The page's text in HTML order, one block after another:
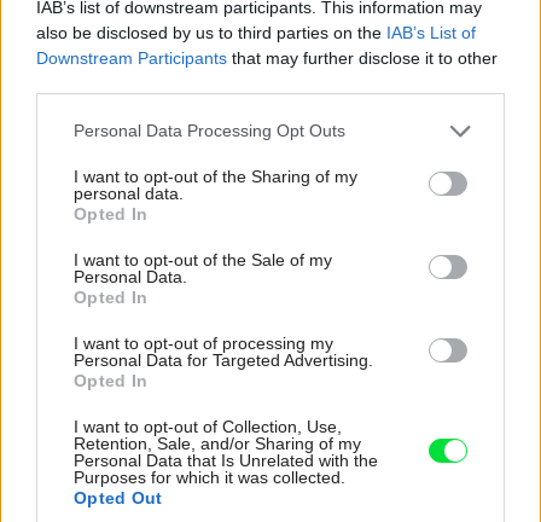
IAB’s list of downstream participants. This information may
also be disclosed by us to third parties on the IAB’s List of
Downstream Participants that may further disclose it to other
Please note that this website/app uses one or more Google
not limited to your visit or usage behaviour. You may click to
grant or deny consent to Google and its third-party tags to
use your data for below specified purposes in below Google
consent section.
Personal Data Processing Opt Outs
I want to opt-out of the Sharing of my
personal data.
Opted In
I want to opt-out of the Sale of my
Personal Data.
Opted In
I want to opt-out of processing my
Personal Data for Targeted Advertising.
Opted In
I want to opt-out of Collection, Use,
Retention, Sale, and/or Sharing of my
Personal Data that Is Unrelated with the
Purposes for which it was collected.
Opted Out
pohľad a zároveň sa musí jednoducho a logicky používať,
má zaberať minimum miesta a zároveň poskytovať
maximum komfortu a flexibility.